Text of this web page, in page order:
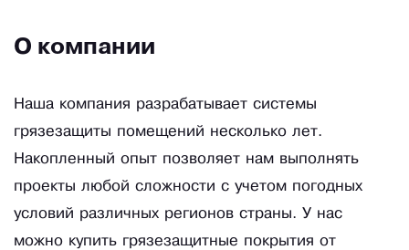
О компании
Наша компания разрабатывает системы
грязезащиты помещений несколько лет.
Накопленный опыт позволяет нам выполнять
проекты любой сложности с учетом погодных
условий различных регионов страны. У нас
можно купить грязезащитные покрытия от